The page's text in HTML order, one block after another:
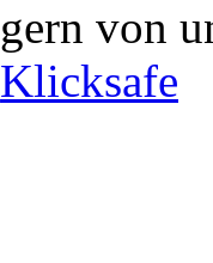
gern von
Klicksafe